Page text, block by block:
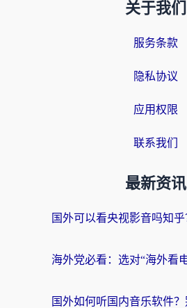
关于我们
服务条款
隐私协议
应用权限
联系我们
最新资讯